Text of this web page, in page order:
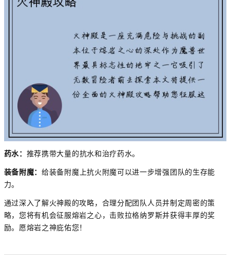
药水： 推荐携带大量的抗水和治疗药水。
装备附魔： 给装备附魔上抗火附魔可以进一步增强团队的生存能
力。
通过深入了解火神殿的攻略，合理分配团队人员并制定周密的策
略，您将有机会征服熔岩之心，击败拉格纳罗斯并获得丰厚的奖
励。愿熔岩之神庇佑您！